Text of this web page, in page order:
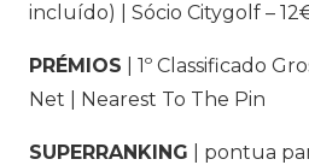
incluído) | Sócio Citygolf –
PRÉMIOS | 1º Classificado
Net | Nearest To The Pin
SUPERRANKING | pontua